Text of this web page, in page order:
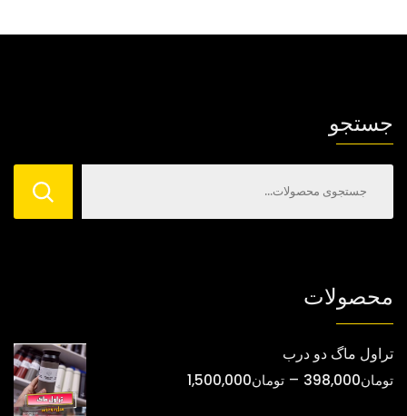
جستجو
محصولات
تراول ماگ دو درب
تومان398,000
– تومان1,500,000محدوده